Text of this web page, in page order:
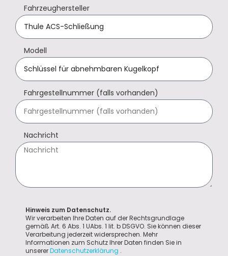
Fahrzeughersteller
Modell
Fahrgestellnummer (falls vorhanden)
Nachricht
Hinweis zum Datenschutz.
Wir verarbeiten Ihre Daten auf der Rechtsgrundlage
gemäß Art. 6 Abs. 1 UAbs. 1 lit. b DSGVO. Sie können dieser
Verarbeitung jederzeit widersprechen. Mehr
Informationen zum Schutz Ihrer Daten finden Sie in
unsererDatenschutzerklärung .